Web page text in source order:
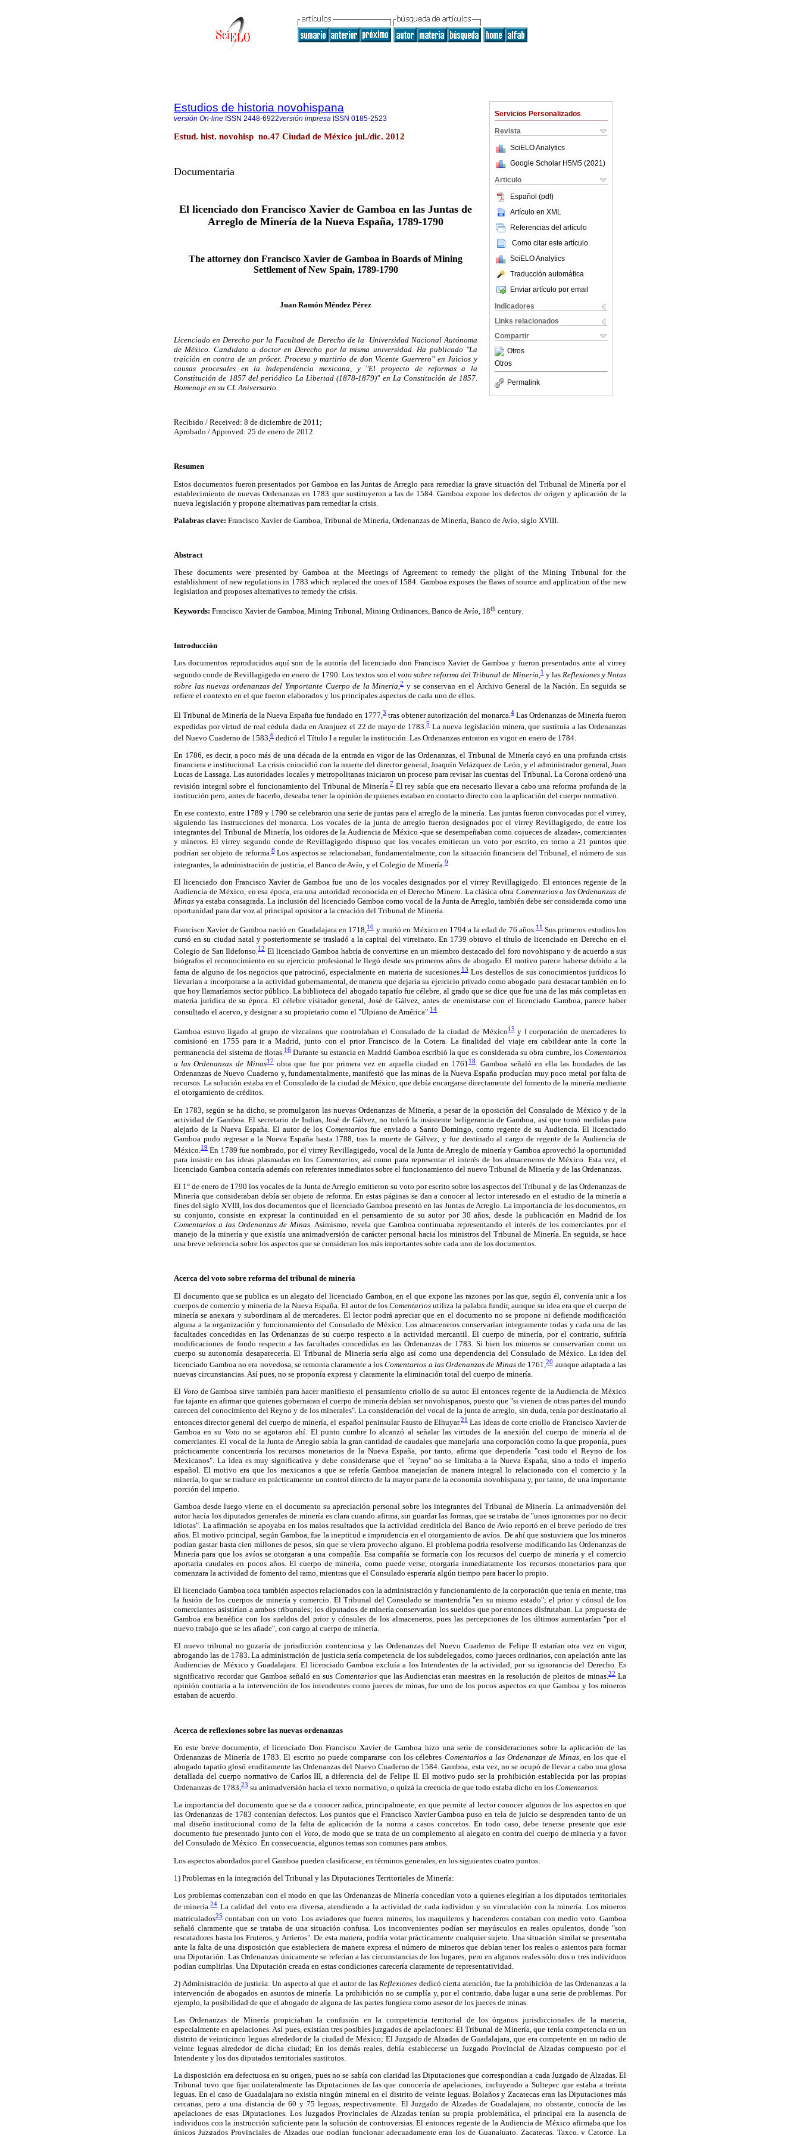
Servicios Personalizados
Revista
SciELO Analytics
Google Scholar H5M5 (2021 )
Articulo
Español (pdf)
Artículo en XML
Referencias del artículo
Como citar este artículo
SciELO Analytics
Traducción automática
Enviar artículo por email
Indicadores
Links relacionados
Compartir
Otros
Otros
Permalink
Estudios de historia novohispana
versión On-line ISSN 2448-6922versión impresa ISSN 0185-2523
Estud. hist. novohisp no.47 Ciudad de México jul./dic. 2012
Documentaria
El licenciado don Francisco Xavier de Gamboa en las Juntas de
Arreglo de Minería de la Nueva España, 1789-1790
The attorney don Francisco Xavier de Gamboa in Boards of Mining
Settlement of New Spain, 1789-1790
Juan Ramón Méndez Pérez
Licenciado en Derecho por la Facultad de Derecho de la
Universidad Nacional Autónoma
de México. Candidato a doctor en Derecho por la misma universidad. Ha publicado "La
traición en contra de un prócer. Proceso y martirio de don Vicente Guerrero" en Juicios y
causas procesales en la Independencia mexicana, y "El proyecto de reformas a la
Constitución de 1857 del periódico La Libertad (1878-1879)" en La Constitución de 1857.
Homenaje en su CL Aniversario.
Recibido / Received: 8 de diciembre de 2011;
Aprobado / Approved: 25 de enero de 2012.
Resumen
Estos documentos fueron presentados por Gamboa en las Juntas de Arreglo para remediar la grave situación del Tribunal de Minería por el
establecimiento de nuevas Ordenanzas en 1783 que sustituyeron a las de 1584. Gamboa expone los defectos de origen y aplicación de la
nueva legislación y propone alternativas para remediar la crisis.
Palabras clave: Francisco Xavier de Gamboa, Tribunal de Minería, Ordenanzas de Minería, Banco de Avío, siglo XVIII.
Abstract
These documents were presented by Gamboa at the Meetings of Agreement to remedy the plight of the Mining Tribunal for the
establishment of new regulations in 1783 which replaced the ones of 1584. Gamboa exposes the flaws of source and application of the new
legislation and proposes altematives to remedy the crisis.
Keywords: Francisco Xavier de Gamboa, Mining Tribunal, Mining Ordinances, Banco de Avío, 18th century.
Introducción
Los documentos reproducidos aquí son de la autoría del licenciado don Francisco Xavier de Gamboa y fueron presentados ante al virrey
segundo conde de Revillagigedo en enero de 1790. Los textos son elvoto sobre reforma del Tribunal de Minería,1y las Reflexiones y Notas
sobre las nuevas ordenanzas del Ymportante Cuerpo de la Mineria,2y se conservan en el Archivo General de la Nación. En seguida se
refiere el contexto en el que fueron elaborados y los principales aspectos de cada uno de ellos.
El Tribunal de Minería de la Nueva España fue fundado en 1777, 3 tras obtener autorización del monarca. 4 Las Ordenanzas de Minería fueron
expedidas por virtud de real cédula dada en Aranjuez el 22 de mayo de 1783.5La nueva legislación minera, que sustituía a las Ordenanzas
del Nuevo Cuaderno de 1583,6 dedicó el Título I a regular la institución. Las Ordenanzas entraron en vigor en enero de 1784.
En 1786, es decir, a poco más de una década de la entrada en vigor de las Ordenanzas, el Tribunal de Minería cayó en una profunda crisis
financiera e institucional. La crisis coincidió con la muerte del director general, Joaquín Velázquez de León, y el administrador general, Juan
Lucas de Lassaga. Las autoridades locales y metropolitanas iniciaron un proceso para revisar las cuentas del Tribunal. La Corona ordenó una
revisión integral sobre el funcionamiento del Tribunal de Minería.7 El rey sabía que era necesario llevar a cabo una reforma profunda de la
institución pero, antes de hacerlo, deseaba tener la opinión de quienes estaban en contacto directo con la aplicación del cuerpo normativo.
En ese contexto, entre 1789 y 1790 se celebraron una serie de juntas para el arreglo de la minería. Las juntas fueron convocadas por el virrey,
siguiendo las instrucciones del monarca. Los vocales de la junta de arreglo fueron designados por el virrey Revillagigedo, de entre los
integrantes del Tribunal de Minería, los oidores de la Audiencia de México -que se desempeñaban como cojueces de alzadas-, comerciantes
y mineros. El virrey segundo conde de Revillagigedo dispuso que los vocales emitieran un voto por escrito, en torno a 21 puntos que
podrían ser objeto de reforma.8Los aspectos se relacionaban, fundamentalmente, con la situación financiera del Tribunal, el número de sus
integrantes, la administración de justicia, el Banco de Avío, y el Colegio de Minería. 9
El licenciado don Francisco Xavier de Gamboa fue uno de los vocales designados por el virrey Revillagigedo. El entonces regente de la
Audiencia de México, en esa época, era una autoridad reconocida en el Derecho Minero. La clásica obra Comentarios a las Ordenanzas de
Minas ya estaba consagrada. La inclusión del licenciado Gamboa como vocal de la Junta de Arreglo, también debe ser considerada como una
oportunidad para dar voz al principal opositor a la creación del Tribunal de Minería.
Francisco Xavier de Gamboa nació en Guadalajara en 1718,10y murió en México en 1794 a la edad de 76 años.11Sus primeros estudios los
cursó en su ciudad natal y posteriormente se trasladó a la capital del virreinato. En 1739 obtuvo el título de licenciado en Derecho en el
Colegio de San Ildefonso.12El licenciado Gamboa habría de convertirse en un miembro destacado del foro novohispano y de acuerdo a sus
biógrafos el reconocimiento en su ejercicio profesional le llegó desde sus primeros años de abogado. El motivo parece haberse debido a la
fama de alguno de los negocios que patrocinó, especialmente en materia de sucesiones.13Los destellos de sus conocimientos jurídicos lo
llevarían a incorporarse a la actividad gubernamental, de manera que dejaría su ejercicio privado como abogado para destacar también en lo
que hoy llamaríamos sector público. La biblioteca del abogado tapatío fue célebre, al grado que se dice que fue una de las más completas en
materia jurídica de su época. El célebre visitador general, José de Gálvez, antes de enemistarse con el licenciado Gamboa, parece haber
consultado el acervo, y designar a su propietario como el "Ulpiano de América".14
Gamboa estuvo ligado al grupo de vizcaínos que controlaban el Consulado de la ciudad de México15y l corporación de mercaderes lo
comisionó en 1755 para ir a Madrid, junto con el prior Francisco de la Cotera. La finalidad del viaje era cabildear ante la corte la
permanencia del sistema de flotas.16 Durante su estancia en Madrid Gamboa escribió la que es considerada su obra cumbre, los Comentarios
a las Ordenanzas de Minas17obra que fue por primera vez en aquella ciudad en 176118. Gamboa señaló en ella las bondades de las
Ordenanzas de Nuevo Cuaderno y, fundamentalmente, manifestó que las minas de la Nueva España producían muy poco metal por falta de
recursos. La solución estaba en el Consulado de la ciudad de México, que debía encargarse directamente del fomento de la minería mediante
el otorgamiento de créditos.
En 1783, según se ha dicho, se promulgaron las nuevas Ordenanzas de Minería, a pesar de la oposición del Consulado de México y de la
actividad de Gamboa. El secretario de Indias, José de Gálvez, no toleró la insistente beligerancia de Gamboa, así que tomó medidas para
alejarlo de la Nueva España. El autor de losComentarios fue enviado a Santo Domingo, como regente de su Audiencia. El licenciado
Gamboa pudo regresar a la Nueva España hasta 1788, tras la muerte de Gálvez, y fue destinado al cargo de regente de la Audiencia de
México. 19 En 1789 fue nombrado, por el virrey Revillagigedo, vocal de la Junta de Arreglo de minería y Gamboa aprovechó la oportunidad
para insistir en las ideas plasmadas en los Comentarios, así como para representar el interés de los almaceneros de México. Esta vez, el
licenciado Gamboa contaría además con referentes inmediatos sobre el funcionamiento del nuevo Tribunal de Minería y de las Ordenanzas.
El 1° de enero de 1790 los vocales de la Junta de Arreglo emitieron su voto por escrito sobre los aspectos del Tribunal y de las Ordenanzas de
Minería que consideraban debía ser objeto de reforma. En estas páginas se dan a conocer al lector interesado en el estudio de la minería a
fines del siglo XVIII, los dos documentos que el licenciado Gamboa presentó en las Juntas de Arreglo. La importancia de los documentos, en
su conjunto, consiste en expresar la continuidad en el pensamiento de su autor por 30 años, desde la publicación en Madrid de los
Comentarios a las Ordenanzas de Minas. Asimismo, revela que Gamboa continuaba representando el interés de los comerciantes por el
manejo de la minería y que existía una animadversión de carácter personal hacia los ministros del Tribunal de Minería. En seguida, se hace
una breve referencia sobre los aspectos que se consideran los más importantes sobre cada uno de los documentos.
Acerca del voto sobre reforma del tribunal de minería
El documento que se publica es un alegato del licenciado Gamboa, en el que expone las razones por las que, según él, convenía unir a los
cuerpos de comercio y minería de la Nueva España. El autor de losComentarios utiliza la palabra fundir, aunque su idea era que el cuerpo de
minería se anexara y subordinara al de mercaderes. El lector podrá apreciar que en el documento no se propone ni defiende modificación
alguna a la organización y funcionamiento del Consulado de México. Los almaceneros conservarían íntegramente todas y cada una de las
facultades concedidas en las Ordenanzas de su cuerpo respecto a la actividad mercantil. El cuerpo de minería, por el contrario, sufriría
modificaciones de fondo respecto a las facultades concedidas en las Ordenanzas de 1783. Si bien los mineros se conservarían como un
cuerpo su autonomía desaparecería. El Tribunal de Minería sería algo así como una dependencia del Consulado de México. La idea del
licenciado Gamboa no era novedosa, se remonta claramente a losComentarios a las Ordenanzas de Minas de 1761,20aunque adaptada a las
nuevas circunstancias. Así pues, no se proponía expresa y claramente la eliminación total del cuerpo de minería.
El Voto de Gamboa sirve también para hacer manifiesto el pensamiento criollo de su autor. El entonces regente de la Audiencia de México
fue tajante en afirmar que quienes gobernaran el cuerpo de minería debían ser novohispanos, puesto que "si vienen de otras partes del mundo
carecen del conocimiento del Reyno y de los minerales". La consideración del vocal de la junta de arreglo, sin duda, tenía por destinatario al
entonces director general del cuerpo de minería, el español peninsular Fausto de Elhuyar.21Las ideas de corte criollo de Francisco Xavier de
Gamboa en su Voto no se agotaron ahí. El punto cumbre lo alcanzó al señalar las virtudes de la anexión del cuerpo de minería al de
comerciantes. El vocal de la Junta de Arreglo sabía la gran cantidad de caudales que manejaría una corporación como la que proponía, pues
prácticamente concentraría los recursos monetarios de la Nueva España, por tanto, afirma que dependería "casi todo el Reyno de los
Mexicanos". La idea es muy significativa y debe considerarse que el "reyno" no se limitaba a la Nueva España, sino a todo el imperio
español. El motivo era que los mexicanos a que se refería Gamboa manejarían de manera integral lo relacionado con el comercio y la
minería, lo que se traduce en prácticamente un control directo de la mayor parte de la economía novohispana y, por tanto, de una importante
porción del imperio.
Gamboa desde luego vierte en el documento su apreciación personal sobre los integrantes del Tribunal de Minería. La animadversión del
autor hacía los diputados generales de minería es clara cuando afirma, sin guardar las formas, que se trataba de "unos ignorantes por no decir
idiotas". La afirmación se apoyaba en los malos resultados que la actividad crediticia del Banco de Avío reportó en el breve período de tres
años. El motivo principal, según Gamboa, fue la ineptitud e imprudencia en el otorgamiento de avíos. De ahí que sostuviera que los mineros
podían gastar hasta cien millones de pesos, sin que se viera provecho alguno. El problema podría resolverse modificando las Ordenanzas de
Minería para que los avíos se otorgaran a una compañía. Esa compañía se formaría con los recursos del cuerpo de minería y el comercio
aportaría caudales en pocos años. El cuerpo de minería, como puede verse, otorgaría inmediatamente los recursos monetarios para que
comenzara la actividad de fomento del ramo, mientras que el Consulado esperaría algún tiempo para hacer lo propio.
El licenciado Gamboa toca también aspectos relacionados con la administración y funcionamiento de la corporación que tenía en mente, tras
la fusión de los cuerpos de minería y comercio. El Tribunal del Consulado se mantendría "en su mismo estado"; el prior y cónsul de los
comerciantes asistirían a ambos tribunales; los diputados de minería conservarían los sueldos que por entonces disfrutaban. La propuesta de
Gamboa era benéfica con los sueldos del prior y cónsules de los almaceneros, pues las percepciones de los últimos aumentarían "por el
nuevo trabajo que se les añade", con cargo al cuerpo de minería.
El nuevo tribunal no gozaría de jurisdicción contenciosa y las Ordenanzas del Nuevo Cuaderno de Felipe II estarían otra vez en vigor,
abrogando las de 1783. La administración de justicia sería competencia de los subdelegados, como jueces ordinarios, con apelación ante las
Audiencias de México y Guadalajara. El licenciado Gamboa excluía a los Intendentes de la actividad, por su ignorancia del Derecho. Es
significativo recordar que Gamboa señaló en sus Comentariosque las Audiencias eran maestras en la resolución de pleitos de minas.22 La
opinión contraria a la intervención de los intendentes como jueces de minas, fue uno de los pocos aspectos en que Gamboa y los mineros
estaban de acuerdo.
Acerca de reflexiones sobre las nuevas ordenanzas
En este breve documento, el licenciado Don Francisco Xavier de Gamboa hizo una serie de consideraciones sobre la aplicación de las
Ordenanzas de Minería de 1783. El escrito no puede compararse con los célebres Comentarios a las Ordenanzas de Minas, en los que el
abogado tapatío glosó eruditamente las Ordenanzas del Nuevo Cuaderno de 1584. Gamboa, esta vez, no se ocupó de llevar a cabo una glosa
detallada del cuerpo normativo de Carlos III, a diferencia del de Felipe II. El motivo pudo ser la prohibición establecida por las propias
Ordenanzas de 1783,23 su animadversión hacia el texto normativo, o quizá la creencia de que todo estaba dicho en los Comentarios.
La importancia del documento que se da a conocer radica, principalmente, en que permite al lector conocer algunos de los aspectos en que
las Ordenanzas de 1783 contenían defectos. Los puntos que el Francisco Xavier Gamboa puso en tela de juicio se desprenden tanto de un
mal diseño institucional como de la falta de aplicación de la norma a casos concretos. En todo caso, debe tenerse presente que este
documento fue presentado junto con el Voto,de modo que se trata de un complemento al alegato en contra del cuerpo de minería y a favor
del Consulado de México. En consecuencia, algunos temas son comunes para ambos.
Los aspectos abordados por el Gamboa pueden clasificarse, en términos generales, en los siguientes cuatro puntos:
1) Problemas en la integración del Tribunal y las Diputaciones Territoriales de Minería:
Los problemas comenzaban con el modo en que las Ordenanzas de Minería concedían voto a quienes elegirían a los diputados territoriales
de minería.24La calidad del voto era diversa, atendiendo a la actividad de cada individuo y su vinculación con la minería. Los mineros
matriculados25 contaban con un voto. Los aviadores que fueren mineros, los maquileros y hacenderos contaban con medio voto. Gamboa
señaló claramente que se trataba de una situación confusa. Los inconvenientes podían ser mayúsculos en reales opulentos, donde "son
rescatadores hasta los Fruteros, y Arrieros". De esta manera, podría votar prácticamente cualquier sujeto. Una situación similar se presentaba
ante la falta de una disposición que estableciera de manera expresa el número de mineros que debían tener los reales o asientos para formar
una Diputación. Las Ordenanzas únicamente se referían a las circunstancias de los lugares, pero en algunos reales sólo dos o tres individuos
podían cumplirlas. Una Diputación creada en estas condiciones carecería claramente de representatividad.
2) Administración de justicia: Un aspecto al que el autor de las Reflexiones dedicó cierta atención, fue la prohibición de las Ordenanzas a la
intervención de abogados en asuntos de minería. La prohibición no se cumplía y, por el contrario, daba lugar a una serie de problemas. Por
ejemplo, la posibilidad de que el abogado de alguna de las partes fungiera como asesor de los jueces de minas.
Las Ordenanzas de Minería propiciaban la confusión en la competencia territorial de los órganos jurisdiccionales de la materia,
especialmente en apelaciones. Así pues, existían tres posibles juzgados de apelaciones: El Tribunal de Minería, que tenía competencia en un
distrito de veinticinco leguas alrededor de la ciudad de México; El Juzgado de Alzadas de Guadalajara, que era competente en un radio de
veinte leguas alrededor de dicha ciudad; En los demás reales, debía establecerse un Juzgado Provincial de Alzadas compuesto por el
Intendente y los dos diputados territoriales sustitutos.
La disposición era defectuosa en su origen, pues no se sabía con claridad las Diputaciones que correspondían a cada Juzgado de Alzadas. El
Tribunal tuvo que fijar unilateralmente las Diputaciones de las que conocería de apelaciones, incluyendo a Sultepec que estaba a treinta
leguas. En el caso de Guadalajara no existía ningún mineral en el distrito de veinte leguas. Bolaños y Zacatecas eran las Diputaciones más
cercanas, pero a una distancia de 60 y 75 leguas, respectivamente. El Juzgado de Alzadas de Guadalajara, no obstante, conocía de las
apelaciones de esas Diputaciones. Los Juzgados Provinciales de Alzadas tenían su propia problemática, el principal era la ausencia de
individuos con la instrucción suficiente para la solución de controversias. El entonces regente de la Audiencia de México afirmaba que los
únicos Juzgados Provinciales de Alzadas que podían funcionar adecuadamente eran los de Guanajuato, Zacatecas, Taxco, y Catorce. La